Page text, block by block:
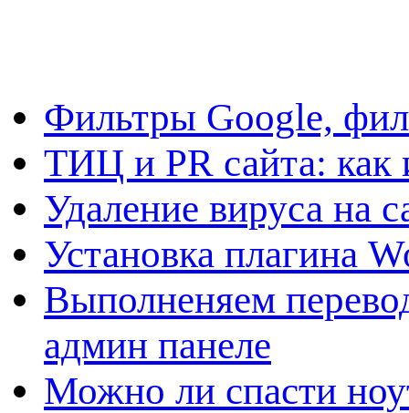
Фильтры Google,
ТИЦ и PR сайта: как
Удаление вируса на
Установка плагина
Выполненяем
админ панеле
Можно ли спасти